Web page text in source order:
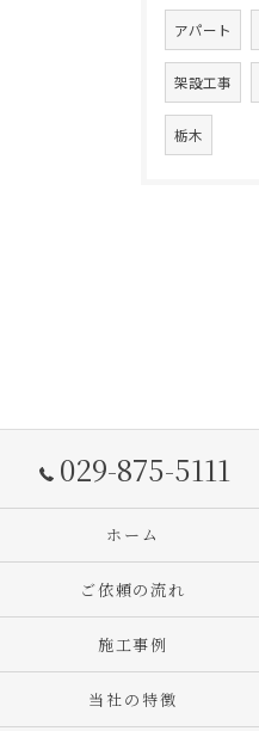
アパート
架設工事
栃木
029-875-5111
ホーム
ご依頼の流れ
施工事例
当社の特徴